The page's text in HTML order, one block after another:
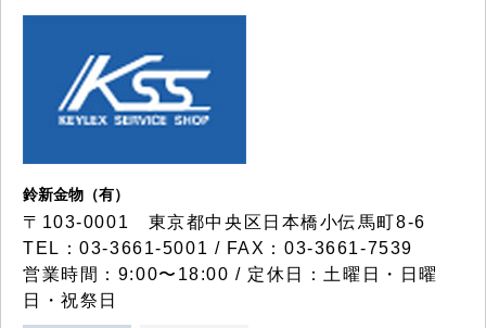
鈴新金物（有）
〒103-0001 東京都中央区日本橋小伝馬町8-6
TEL：03-3661-5001 / FAX：03-3661-7539
営業時間：9:00〜18:00 / 定休日：土曜日・日曜
日・祝祭日